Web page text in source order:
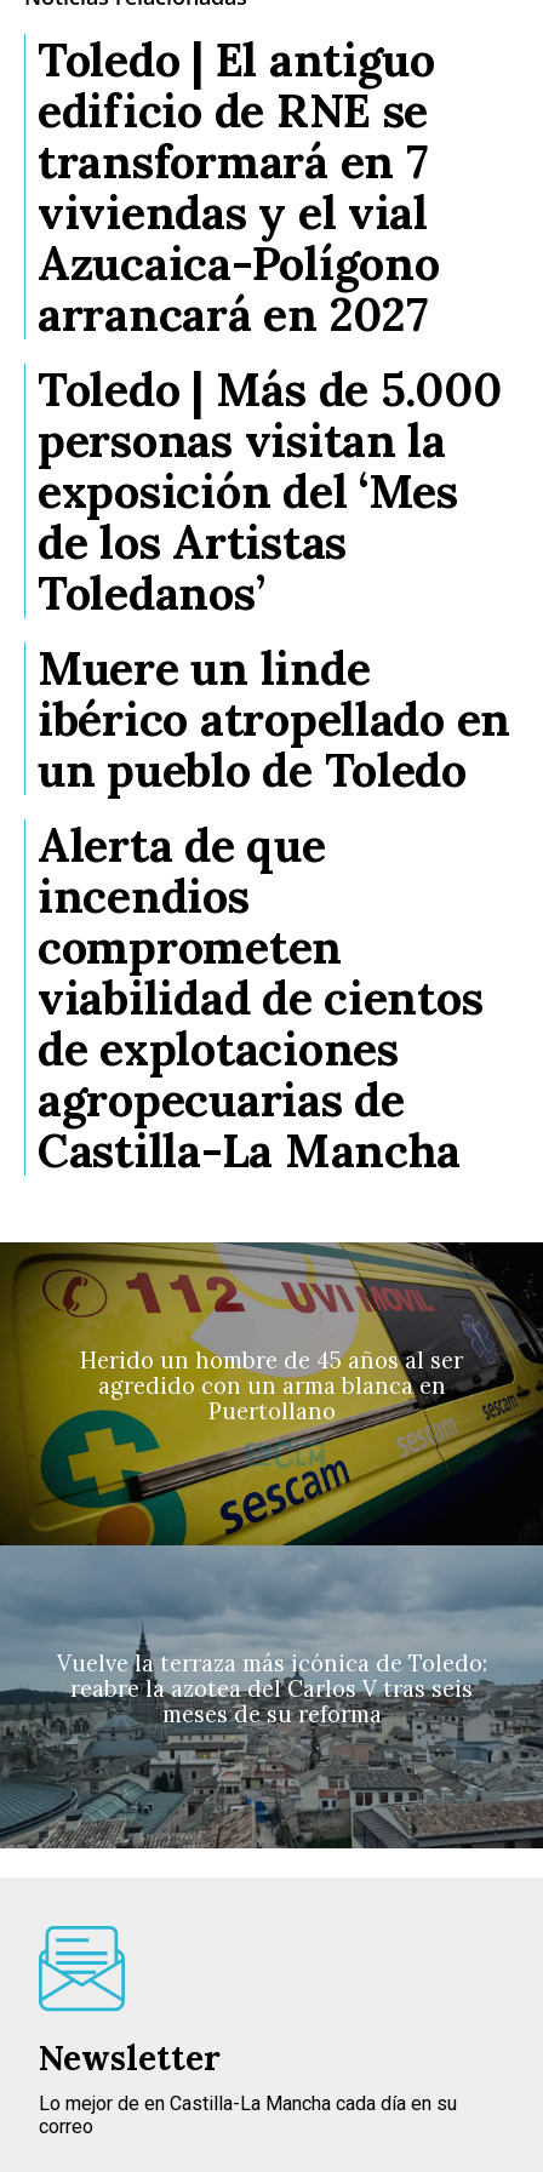
Toledo | El antiguo
edificio de RNE se
transformará en 7
viviendas y el vial
Azucaica-Polígono
arrancará en 2027
Toledo | Más de 5.000
personas visitan la
exposición del ‘Mes
de los Artistas
Toledanos’
Muere un linde
ibérico atropellado en
un pueblo de Toledo
Alerta de que
incendios
comprometen
viabilidad de cientos
de explotaciones
agropecuarias de
Castilla-La Mancha
Herido un hombre de 45 años al ser
agredido con un arma blanca en
Puertollano
Vuelve la terraza más icónica de Toledo:
reabre la azotea del Carlos V tras seis
meses de su reforma
Newsletter
Lo mejor de en Castilla-La Mancha cada día en su
correo